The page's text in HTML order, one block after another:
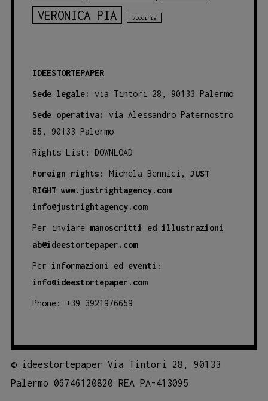
VERONICA PIA vucciria
IDEESTORTEPAPER
Sede legale: via Tintori 28, 90133 Palermo
Sede operativa:
via Alessandro Paternostro
85, 90133 Palermo
Rights List: DOWNLOAD
Foreign rights : Michela Bennici, JUST
RIGHT www.justrightagency.com
info@justrightagency.com
Per inviare manoscritti ed illustrazioni
ab@ideestortepaper.com
Per informazioni ed eventi :
info@ideestortepaper.com
Phone: +39 3921976659
© ideestortepaper Via Tintori 28, 90133
Palermo 06746120820 REA PA-413095